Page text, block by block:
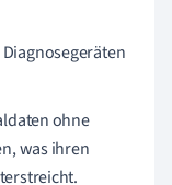
ohne
was ihren